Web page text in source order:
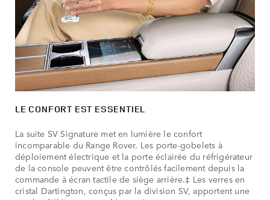
LE CONFORT EST ESSENTIEL
La suite SV Signature met en lumière le confort
incomparable du Range Rover. Les porte-gobelets à
déploiement électrique et la porte éclairée du réfrigérateur
de la console peuvent être contrôlés facilement depuis la
commande à écran tactile de siège arrière.‡ Les verres en
cristal Dartington, conçus par la division SV, apportent une